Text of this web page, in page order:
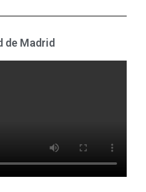
de Madrid